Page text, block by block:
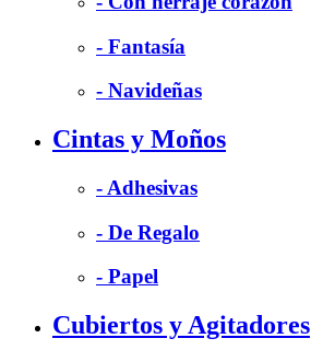
- Fantasía
- Navideñas
Cintas y Moños
- Adhesivas
- De Regalo
- Papel
Cubiertos y Agitadores